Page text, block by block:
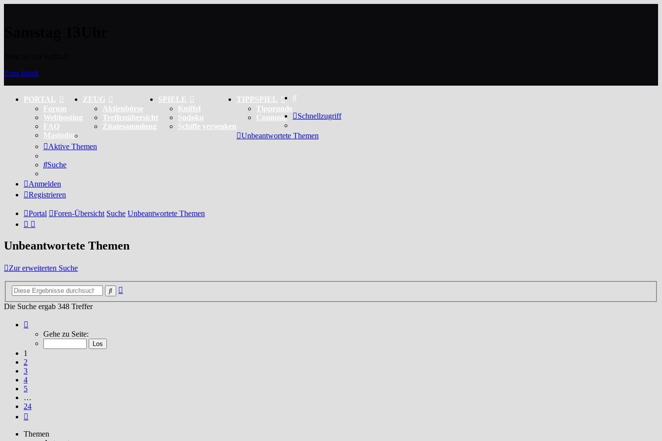
Zum Inhalt
PORTAL
Forum
Webhosting
FAQ
Mastodon
ZEUG
Aktienbörse
Treffenübersicht
Zitatesammlung
SPIELE
Kniffel
Sudoku
Schiffe versenken
TIPPSPIEL
Tipprunde
Comunio
Schnellzugriff
Unbeantwortete Themen
Aktive Themen
Suche
Anmelden
Registrieren
Portal Foren-Übersicht Suche Unbeantwortete Themen
Unbeantwortete Themen
Zur erweiterten Suche
Suche
Die Suche ergab 348 Treffer
von
Gehe zu Seite:
1
2
3
4
5
…
24
Themen